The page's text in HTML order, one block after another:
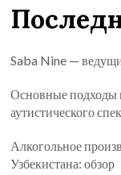
Saba Nine —
Основные подходы
аутистического
Алкогольное
Узбекистана: обзор